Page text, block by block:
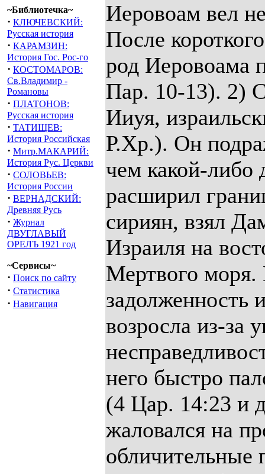
~Библиотечка~
· КЛЮЧЕВСКИЙ:
Русская история
· КАРАМЗИН:
История Гос. Рос-го
· КОСТОМАРОВ:
Св.Владимир -
Романовы
· ПЛАТОНОВ:
Русская история
· ТАТИЩЕВ:
История Российская
· Митр.МАКАРИЙ:
История Рус. Церкви
· СОЛОВЬЕВ:
История России
· ВЕРНАДСКИЙ:
Древняя Русь
· Журнал
ДВУГЛАВЫЙ
ОРЕЛЪ 1921 год
~Сервисы~
· Поиск по сайту
· Статистика
· Навигация
Иеровоам вел
После
род Иеровоама
Пар. 10-13). 2)
Ииуя,
Р.Хр.). Он
чем какой-либо
расширил
сириян, взял
Израиля на
Мертвого моря.
задолженность
возросла из-за
него быстро
(4 Цар. 14:23 и
жаловался на
обличительные